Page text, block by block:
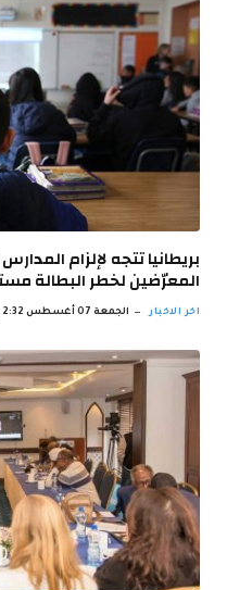
بريطانيا تتجه لإلزام
المعرّضين لخطر البطالة
اخر الاخبار الجمعة 07 أغسطس 2:32 م